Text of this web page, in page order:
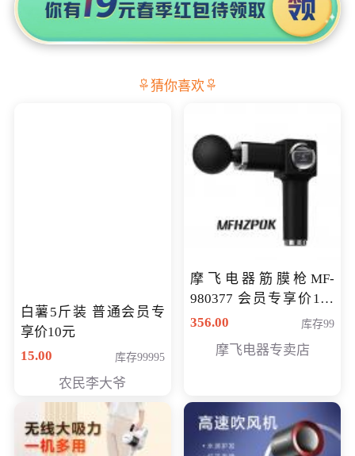
猜你喜欢
白薯5斤装 普通会员专
享价10元
15.00
库存99995
农民李大爷
摩飞电器筋膜枪MF-
980377 会员专享价199
元
356.00 库存99
摩飞电器专卖店